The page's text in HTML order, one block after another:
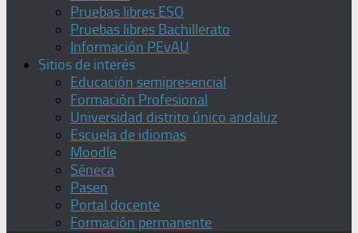
Pruebas libres ESO
Pruebas libres Bachillerato
Información PEvAU
Sitios de interés
Educación semipresencial
Formación Profesional
Universidad distrito único andaluz
Escuela de idiomas
Moodle
Séneca
Pasen
Portal docente
Formación permanente